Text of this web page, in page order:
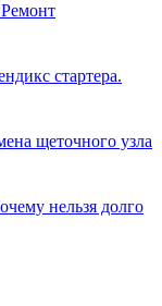
стартера.
щеточного узла
нельзя долго